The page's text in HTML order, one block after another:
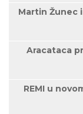
Martin Žunec
Aracataca
REMI u